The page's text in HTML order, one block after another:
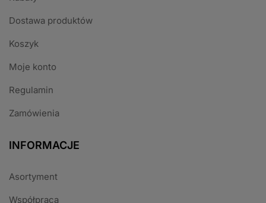
Dostawa produktów
Koszyk
Moje konto
Regulamin
Zamówienia
INFORMACJE
Asortyment
Współpraca